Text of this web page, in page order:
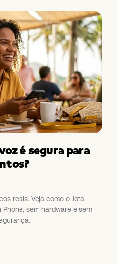
é segura para
reais. Veja como o Jota
sem hardware e sem